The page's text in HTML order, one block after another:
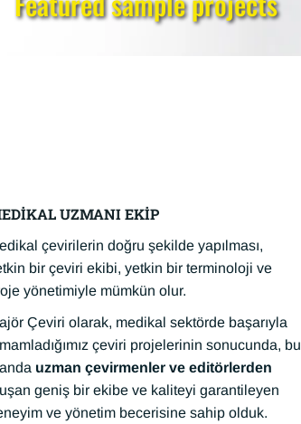
UZMANI EKİP
çevirilerin doğru şekilde yapılması,
bir çeviri ekibi, yetkin bir terminoloji ve
yönetimiyle mümkün olur.
Çeviri olarak, medikal sektörde başarıyla
çeviri projelerinin sonucunda, bu
uzman çevirmenler ve editörlerden
geniş bir ekibe ve kaliteyi garantileyen
ve yönetim becerisine sahip olduk.